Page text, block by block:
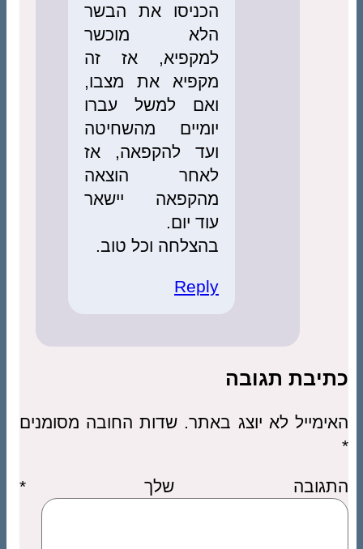
הכניסו את הבשר
הלא מוכשר
למקפיא, אז זה
מקפיא את מצבו,
ואם למשל עברו
יומיים מהשחיטה
ועד להקפאה, אז
לאחר הוצאה
מהקפאה יישאר
עוד יום.
בהצלחה וכל טוב.
Reply
כתיבת תגובה
האימייל לא יוצג באתר. שדות החובה מסומנים
*
התגובה שלך*